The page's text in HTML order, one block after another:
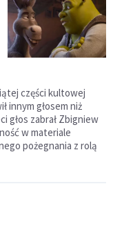
części kultowej
innym głosem niż
głos zabrał Zbigniew
w materiale
pożegnania z rolą